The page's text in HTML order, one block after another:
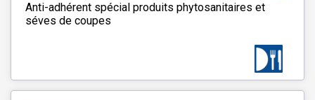
Anti-adhérent spécial produits phytosanitaires et
séves de coupes